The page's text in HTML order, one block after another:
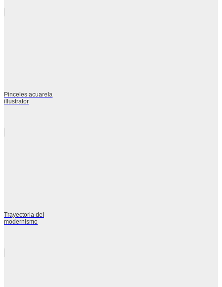
Pinceles acuarela
illustrator
Trayectoria del
modernismo